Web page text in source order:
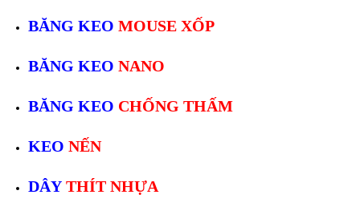
BĂNG KEO MOUSE XỐP
BĂNG KEO NANO
BĂNG KEO CHỐNG THẤM
KEO NẾN
DÂY THÍT NHỰA